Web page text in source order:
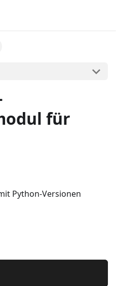
für
Python-Versionen